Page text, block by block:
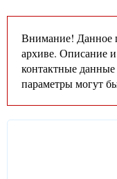
Внимание! Данное
архиве. Описание
контактные
параметры могут